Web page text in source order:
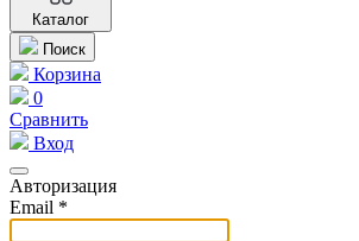
Каталог
Поиск
Корзина
0
Сравнить
Вход
Авторизация
Email *